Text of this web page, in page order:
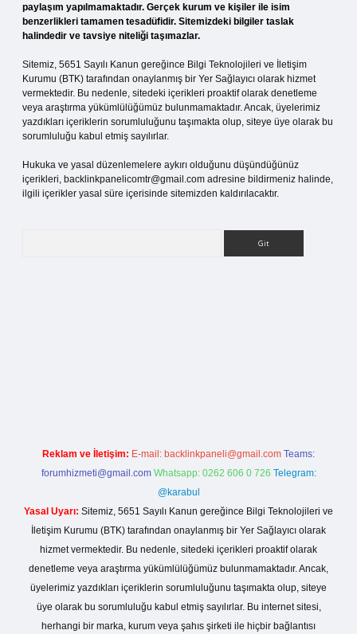
paylaşım yapılmamaktadır. Gerçek kurum ve kişiler ile isim
benzerlikleri tamamen tesadüfidir. Sitemizdeki bilgiler taslak
halindedir ve tavsiye niteliği taşımazlar.
Sitemiz, 5651 Sayılı Kanun gereğince Bilgi Teknolojileri ve İletişim
Kurumu (BTK) tarafından onaylanmış bir Yer Sağlayıcı olarak hizmet
vermektedir. Bu nedenle, sitedeki içerikleri proaktif olarak denetleme
veya araştırma yükümlülüğümüz bulunmamaktadır. Ancak, üyelerimiz
yazdıkları içeriklerin sorumluluğunu taşımakta olup, siteye üye olarak bu
sorumluluğu kabul etmiş sayılırlar.
Hukuka ve yasal düzenlemelere aykırı olduğunu düşündüğünüz
içerikleri, backlinkpanelicomtr@gmail.com adresine bildirmeniz halinde,
ilgili içerikler yasal süre içerisinde sitemizden kaldırılacaktır.
Reklam ve İletişim: E-mail: backlinkpaneli@gmail.com Teams:
forumhizmeti@gmail.com Whatsapp: 0262 606 0 726 Telegram:
@karabul
Yasal Uyarı: Sitemiz, 5651 Sayılı Kanun gereğince Bilgi Teknolojileri ve
İletişim Kurumu (BTK) tarafından onaylanmış bir Yer Sağlayıcı olarak
hizmet vermektedir. Bu nedenle, sitedeki içerikleri proaktif olarak
denetleme veya araştırma yükümlülüğümüz bulunmamaktadır. Ancak,
üyelerimiz yazdıkları içeriklerin sorumluluğunu taşımakta olup, siteye
üye olarak bu sorumluluğu kabul etmiş sayılırlar. Bu internet sitesi,
herhangi bir marka, kurum veya şahıs şirketi ile hiçbir bağlantısı